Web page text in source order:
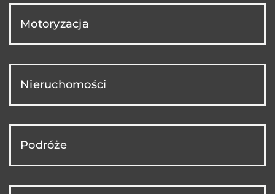
Motoryzacja
Nieruchomości
Podróże